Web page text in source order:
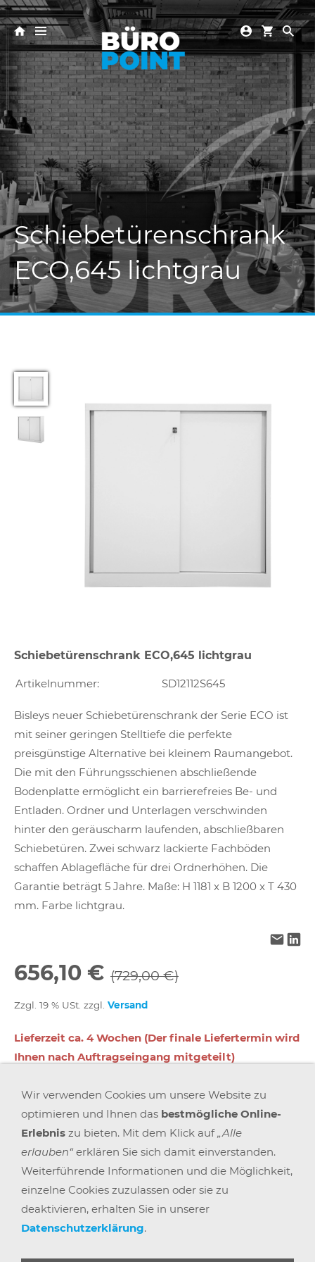
Schiebetürenschrank
ECO,645 lichtgrau
Schiebetürenschrank ECO,645 lichtgrau
Artikelnummer: SD12112S645
Bisleys neuer Schiebetürenschrank der Serie ECO ist
mit seiner geringen Stelltiefe die perfekte
preisgünstige Alternative bei kleinem Raumangebot.
Die mit den Führungsschienen abschließende
Bodenplatte ermöglicht ein barrierefreies Be- und
Entladen. Ordner und Unterlagen verschwinden
hinter den geräuscharm laufenden, abschließbaren
Schiebetüren. Zwei schwarz lackierte Fachböden
schaffen Ablagefläche für drei Ordnerhöhen. Die
Garantie beträgt 5 Jahre. Maße: H 1181 x B 1200 x T 430
mm. Farbe lichtgrau.
656,10 € (729,00 €)
Zzgl. 19 % USt. zzgl. Versand
Lieferzeit ca. 4 Wochen (Der finale Liefertermin wird
Ihnen nach Auftragseingang mitgeteilt)
Für später merken
Wir verwenden Cookies um unsere Website zu
optimieren und Ihnen das bestmögliche Online-
Erlebnis zu bieten. Mit dem Klick auf„Alle
erlauben“ erklären Sie sich damit einverstanden.
Weiterführende Informationen und die Möglichkeit,
einzelne Cookies zuzulassen oder sie zu
deaktivieren, erhalten Sie in unserer
Datenschutzerklärung.